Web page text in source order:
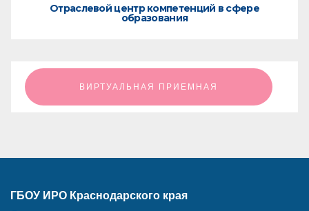
Отраслевой центр компетенций в сфере
образования
ㅤㅤㅤㅤㅤㅤㅤㅤㅤВИРТУАЛЬНАЯ ПРИЕМНАЯㅤㅤㅤㅤㅤㅤㅤㅤㅤ
ГБОУ ИРО Краснодарского края